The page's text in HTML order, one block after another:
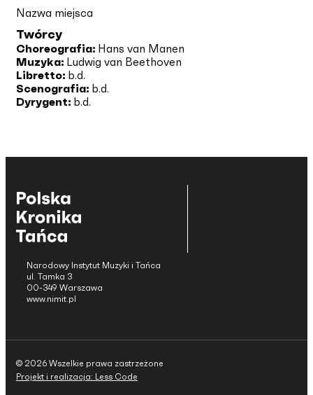
Nazwa miejsca
Twórcy
Choreografia: Hans van Manen
Muzyka: Ludwig van Beethoven
Libretto: b.d.
Scenografia: b.d.
Dyrygent: b.d.
Narodowy Instytut Muzyki i Tańca
ul. Tamka 3
00-349 Warszawa
www.nimit.pl
© 2026 Wszelkie prawa zastrzeżone
Projekt i realizacja: Less Code